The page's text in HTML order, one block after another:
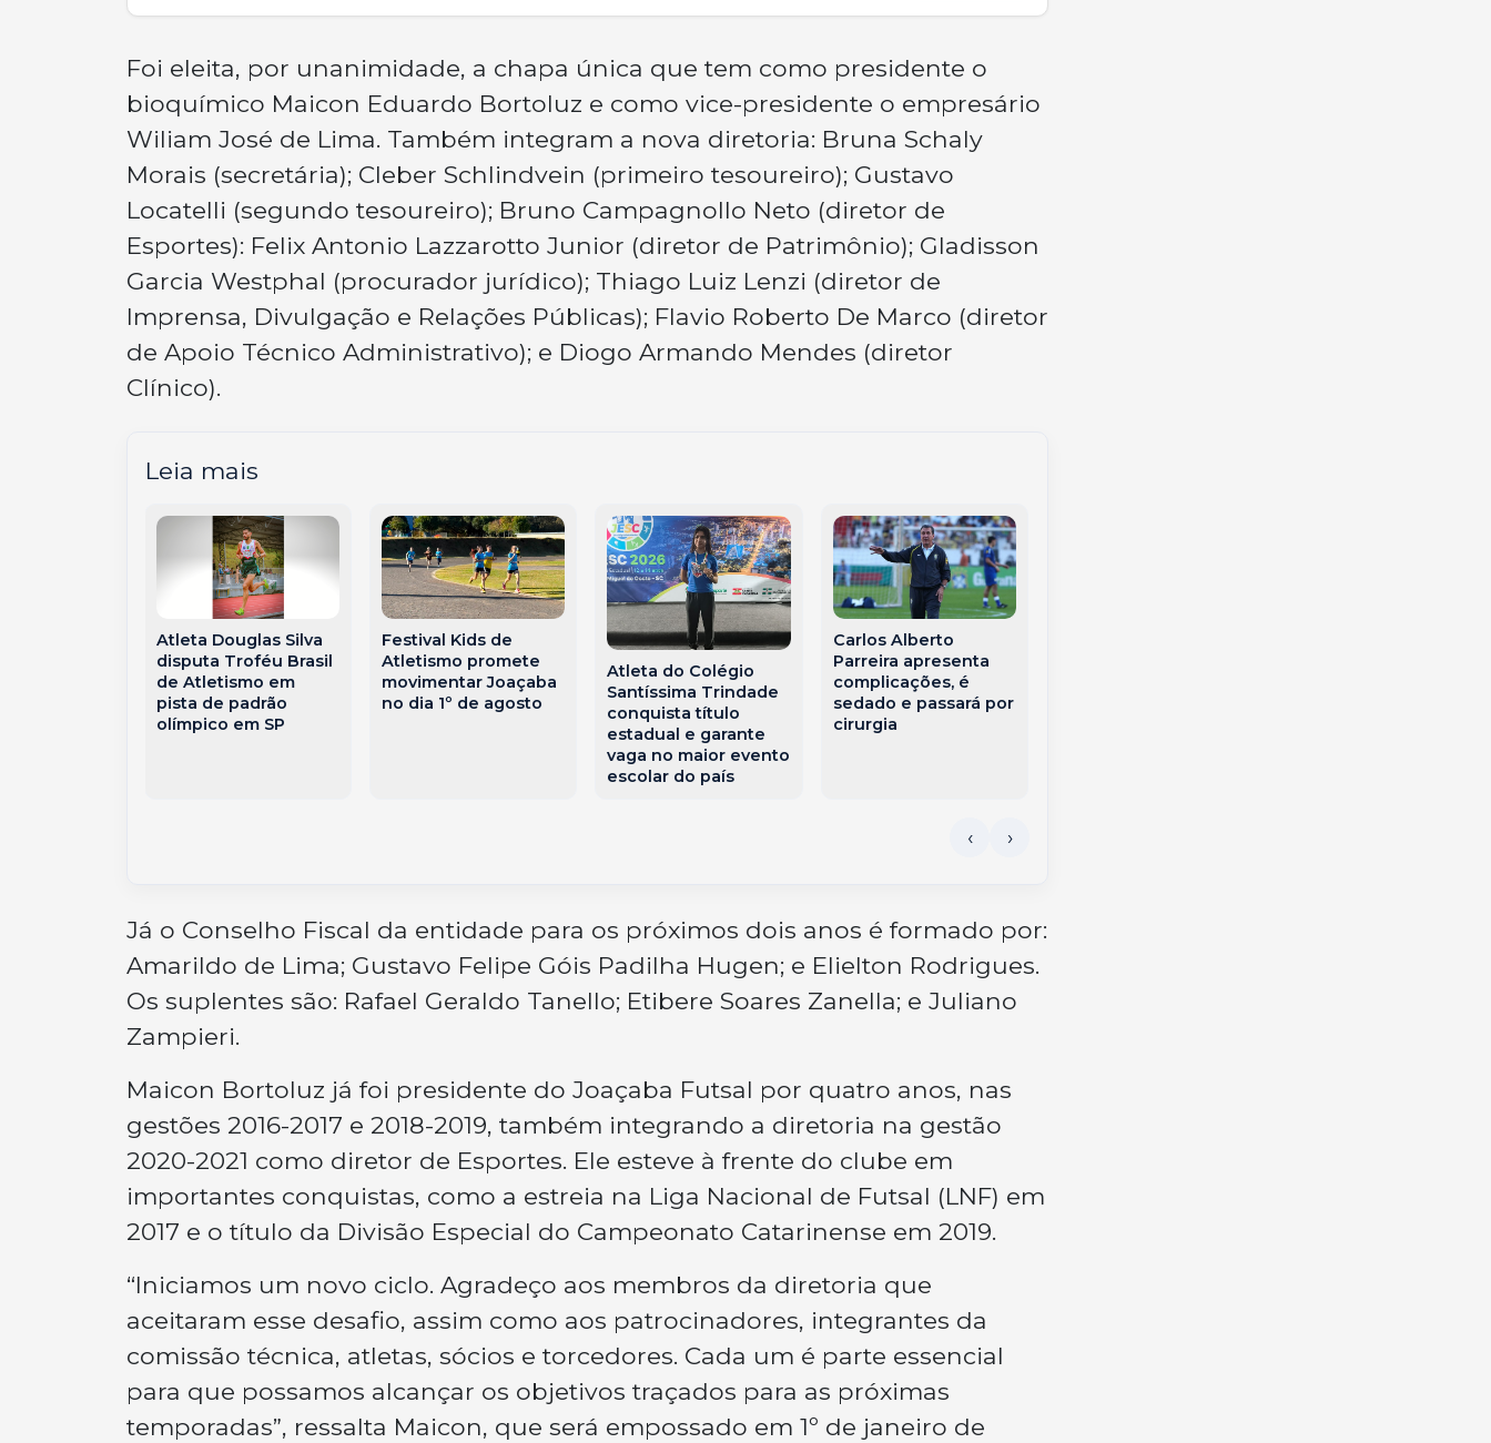
Foi eleita, por unanimidade, a chapa única que tem como presidente o
bioquímico Maicon Eduardo Bortoluz e como vice-presidente o empresário
Wiliam José de Lima. Também integram a nova diretoria: Bruna Schaly
Morais (secretária); Cleber Schlindvein (primeiro tesoureiro); Gustavo
Locatelli (segundo tesoureiro); Bruno Campagnollo Neto (diretor de
Esportes): Felix Antonio Lazzarotto Junior (diretor de Patrimônio); Gladisson
Garcia Westphal (procurador jurídico); Thiago Luiz Lenzi (diretor de
Imprensa, Divulgação e Relações Públicas); Flavio Roberto De Marco (diretor
de Apoio Técnico Administrativo); e Diogo Armando Mendes (diretor
Clínico).
Leia mais
Atleta Douglas Silva
disputa Troféu Brasil
de Atletismo em
pista de padrão
olímpico em SP
Festival Kids de
Atletismo promete
movimentar Joaçaba
no dia 1º de agosto
Atleta do Colégio
Santíssima Trindade
conquista título
estadual e garante
vaga no maior evento
escolar do país
Carlos Alberto
Parreira apresenta
complicações, é
sedado e passará por
cirurgia
Já o Conselho Fiscal da entidade para os próximos dois anos é formado por:
Amarildo de Lima; Gustavo Felipe Góis Padilha Hugen; e Elielton Rodrigues.
Os suplentes são: Rafael Geraldo Tanello; Etibere Soares Zanella; e Juliano
Zampieri.
Maicon Bortoluz já foi presidente do Joaçaba Futsal por quatro anos, nas
gestões 2016-2017 e 2018-2019, também integrando a diretoria na gestão
2020-2021 como diretor de Esportes. Ele esteve à frente do clube em
importantes conquistas, como a estreia na Liga Nacional de Futsal (LNF) em
2017 e o título da Divisão Especial do Campeonato Catarinense em 2019.
“Iniciamos um novo ciclo. Agradeço aos membros da diretoria que
aceitaram esse desafio, assim como aos patrocinadores, integrantes da
comissão técnica, atletas, sócios e torcedores. Cada um é parte essencial
para que possamos alcançar os objetivos traçados para as próximas
temporadas”, ressalta Maicon, que será empossado em 1º de janeiro de